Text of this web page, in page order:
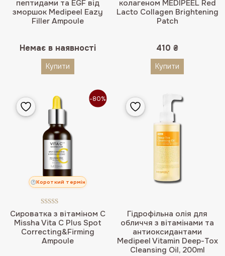
пептидами та EGF від
зморшок Medipeel Eazy
Filler Ampoule
Немає в наявності
Купити
колагеном MEDIPEEL Red
Lacto Collagen Brightening
Patch
410 ₴
Купити
-80%
Короткий термін
Сироватка з вітаміном С
Missha Vita C Plus Spot
Correcting&Firming
Ampoule
Оцінено в
5.00з 5
Гідрофільна олія для
обличчя з вітамінами та
антиоксидантами
Medipeel Vitamin Deep-Tox
Cleansing Oil, 200ml